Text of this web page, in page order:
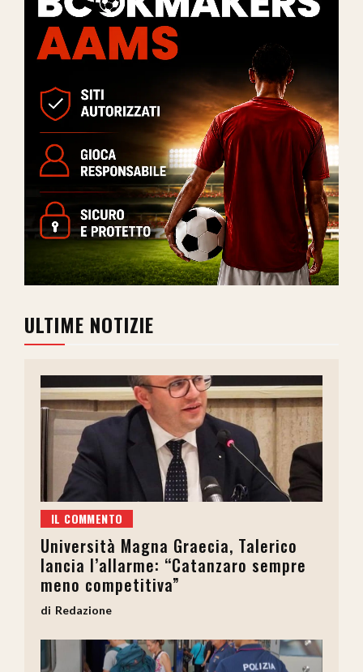
ULTIME NOTIZIE
IL COMMENTO
Università Magna Graecia, Talerico
lancia l’allarme: “Catanzaro sempre
meno competitiva”
Redazione